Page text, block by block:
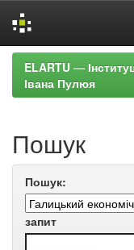
Skip
navigation
ELARTU —
Івана Пулюя
Пошук
Пошук:
запит